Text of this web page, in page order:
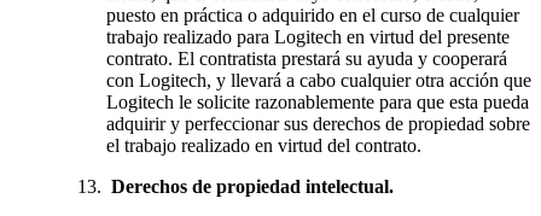
puesto en práctica o adquirido en el curso de cualquier
trabajo realizado para Logitech en virtud del presente
contrato. El contratista prestará su ayuda y cooperará
con Logitech, y llevará a cabo cualquier otra acción que
Logitech le solicite razonablemente para que esta pueda
adquirir y perfeccionar sus derechos de propiedad sobre
el trabajo realizado en virtud del contrato.
Derechos de propiedad intelectual.